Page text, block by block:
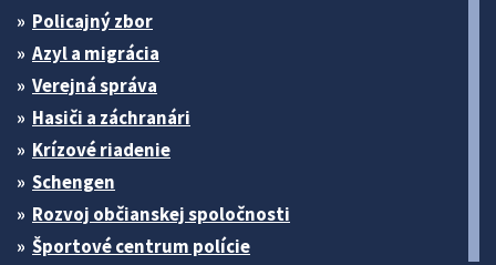
Policajný zbor
Azyl a migrácia
Verejná správa
Hasiči a záchranári
Krízové riadenie
Schengen
Rozvoj občianskej spoločnosti
Športové centrum polície